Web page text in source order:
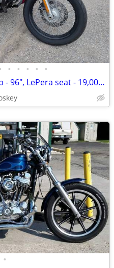
• • • • •
2012 Harley Dyna Street Bob - 96", LePera seat - 19,000 miles
•